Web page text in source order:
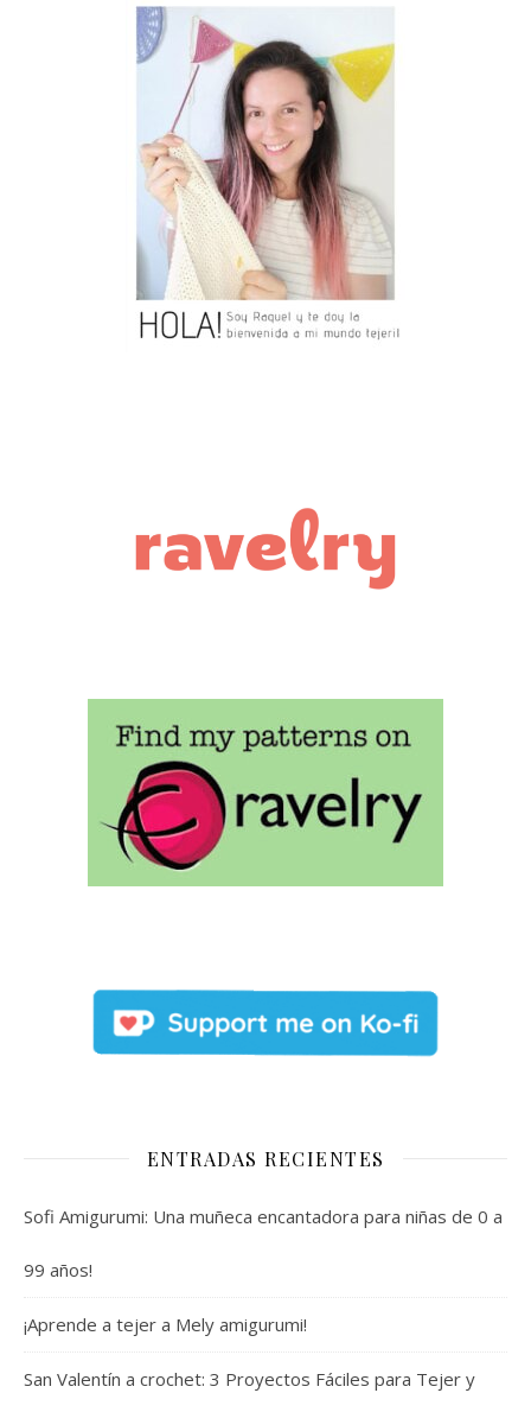
ENTRADAS RECIENTES
Sofi Amigurumi: Una muñeca encantadora para niñas de 0 a
99 años!
¡Aprende a tejer a Mely amigurumi!
San Valentín a crochet: 3 Proyectos Fáciles para Tejer y